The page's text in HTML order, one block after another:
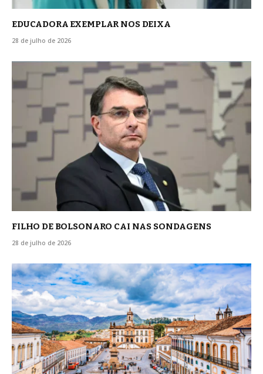
EDUCADORA EXEMPLAR NOS DEIXA
28 de julho de 2026
FILHO DE BOLSONARO CAI NAS SONDAGENS
28 de julho de 2026